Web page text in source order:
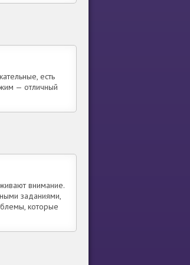
есть
— отличный
внимание.
заданиями,
которые